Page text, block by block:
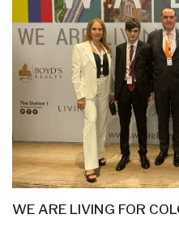
WE ARE LIVING FOR